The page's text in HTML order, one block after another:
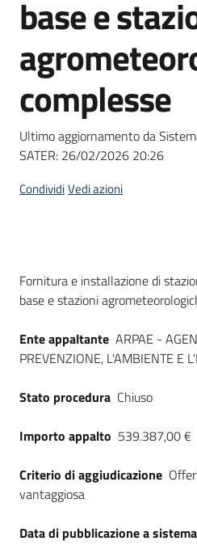
telematiche
English
Seguici
su
base e
complesse
Ultimo aggiornamento da
SATER: 26/02/2026 20:26
CondividiVedi azioni
Dati del bando
Fornitura e installazione di
base e stazioni
Ente appaltante ARPAE -
PREVENZIONE, L'AMBIENTE E
Stato procedura Chiuso
Importo appalto 539.387,00 €
Criterio di aggiudicazione
vantaggiosa
Data di pubblicazione a sistema